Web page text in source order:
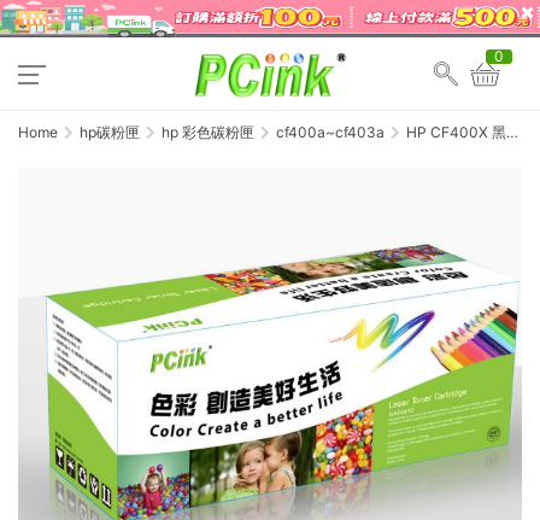
0
Home hp碳粉匣 hp 彩色碳粉匣 cf400a~cf403a
HP CF400X 黑色